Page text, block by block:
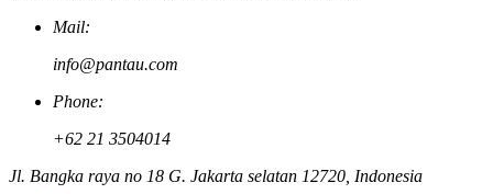
Mail:
info@pantau.com
Phone:
+62 21 3504014
Jl. Bangka raya no 18 G. Jakarta selatan 12720, Indonesia